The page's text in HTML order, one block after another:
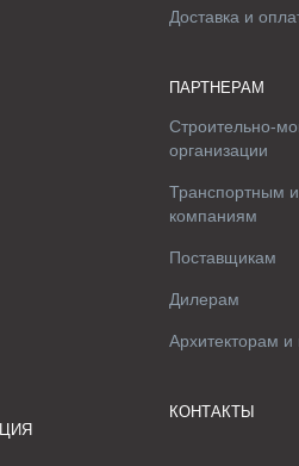
Доставка и
ПАРТНЕРАМ
Строительно-
организации
Транспортным и
компаниям
Поставщикам
Дилерам
Архитекторам
КОНТАКТЫ